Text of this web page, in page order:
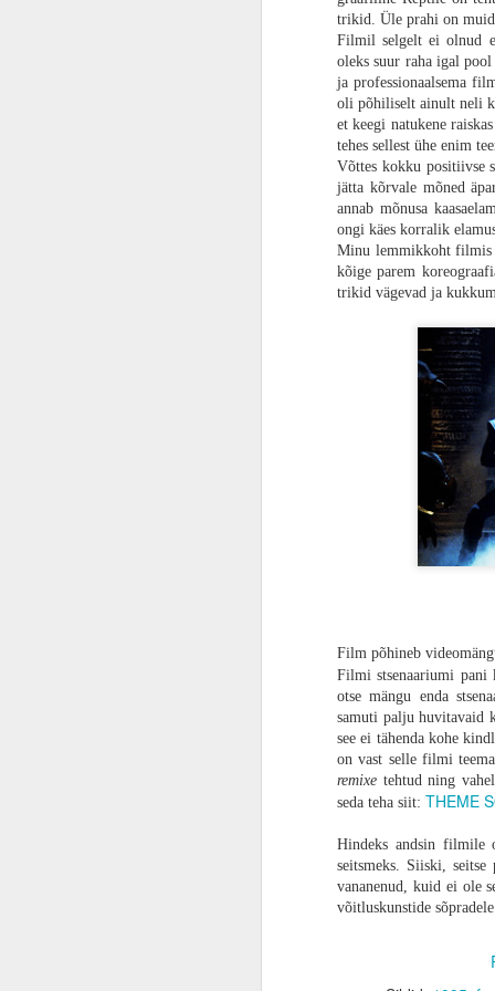
trikid. Üle prahi on
Filmil selgelt ei olnud
oleks suur raha igal
ja professionaalsema
oli põhiliselt ainult neli
et keegi natukene
tehes sellest ühe enim
Võttes kokku positiivse
jätta kõrvale mõned
annab mõnusa
ongi käes korralik
Minu lemmikkoht filmis
kõige parem
trikid vägevad ja
Film põhineb
Filmi stsenaariumi pani
otse mängu enda
samuti palju huvitavaid
see ei tähenda kohe
on vast selle filmi
remixe tehtud ning
seda teha siit: THEME
Hindeks andsin filmile
seitsmeks. Siiski,
vananenud, kuid ei ole
võitluskunstide
Häirivalt võimas algus
võimsalt. Alguse stseen on
30-40 minutit on raputav kogemus,
ajab teist taga. Pingeline muusika,
Kahjuks ei. Peale seda algust kõik
iseendale näkku, kaotab ta võimaluse
See alguse põnevus oli tegelikult hea
näidatakse ära, et kuidas need
vägivalla üledoosi, vaid pinget
maksimeerida, mitte niisama raisata.
parimas kunstilises vormis. Isa ja
kõlava Rudyard Kiplingi luuletusega